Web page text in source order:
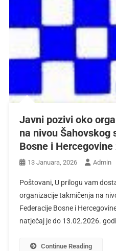
Javni pozivi oko
na nivou Šahovskog
Bosne i
13 Januara, 2026 Admin
Poštovani, U prilogu vam
organizacije takmičenja na
Federacije Bosne i
natječaj je do 13.02.2026.
Continue Reading